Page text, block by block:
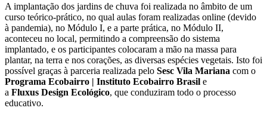
A implantação dos jardins de chuva foi realizada no âmbito de um
curso teórico-prático, no qual aulas foram realizadas online (devido
à pandemia), no Módulo I, e a parte prática, no Módulo II,
aconteceu no local, permitindo a compreensão do sistema
implantado, e os participantes colocaram a mão na massa para
plantar, na terra e nos corações, as diversas espécies vegetais. Isto foi
possível graças à parceria realizada pelo Sesc Vila Mariana com o
Programa Ecobairro | Instituto Ecobairro Brasil e
a Fluxus Design Ecológico, que conduziram todo o processo
educativo.